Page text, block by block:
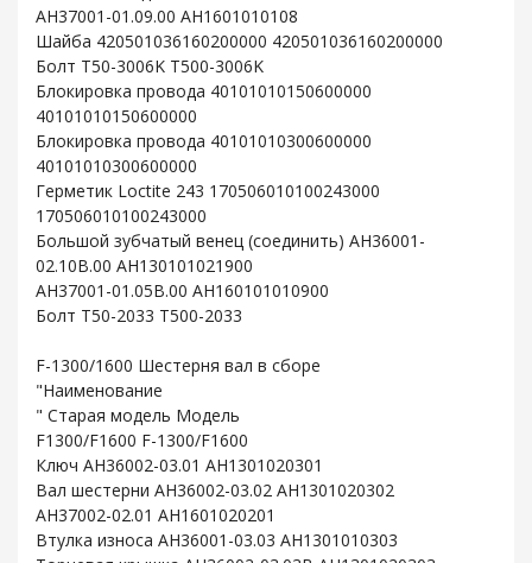
AH37001-01.09.00 AH1601010108
Шайба 420501036160200000 420501036160200000
Болт T50-3006K T500-3006K
Блокировка провода 40101010150600000
40101010150600000
Блокировка провода 40101010300600000
40101010300600000
Герметик Loctite 243 170506010100243000
170506010100243000
Большой зубчатый венец (соединить) AH36001-
02.10B.00 AH130101021900
AH37001-01.05B.00 AH160101010900
Болт T50-2033 T500-2033
F-1300/1600 Шестерня вал в сборе
"Наименование
" Старая модель Модель
F1300/F1600 F-1300/F1600
Ключ AH36002-03.01 AH1301020301
Вал шестерни AH36002-03.02 AH1301020302
AH37002-02.01 AH1601020201
Втулка износа AH36001-03.03 AH1301010303